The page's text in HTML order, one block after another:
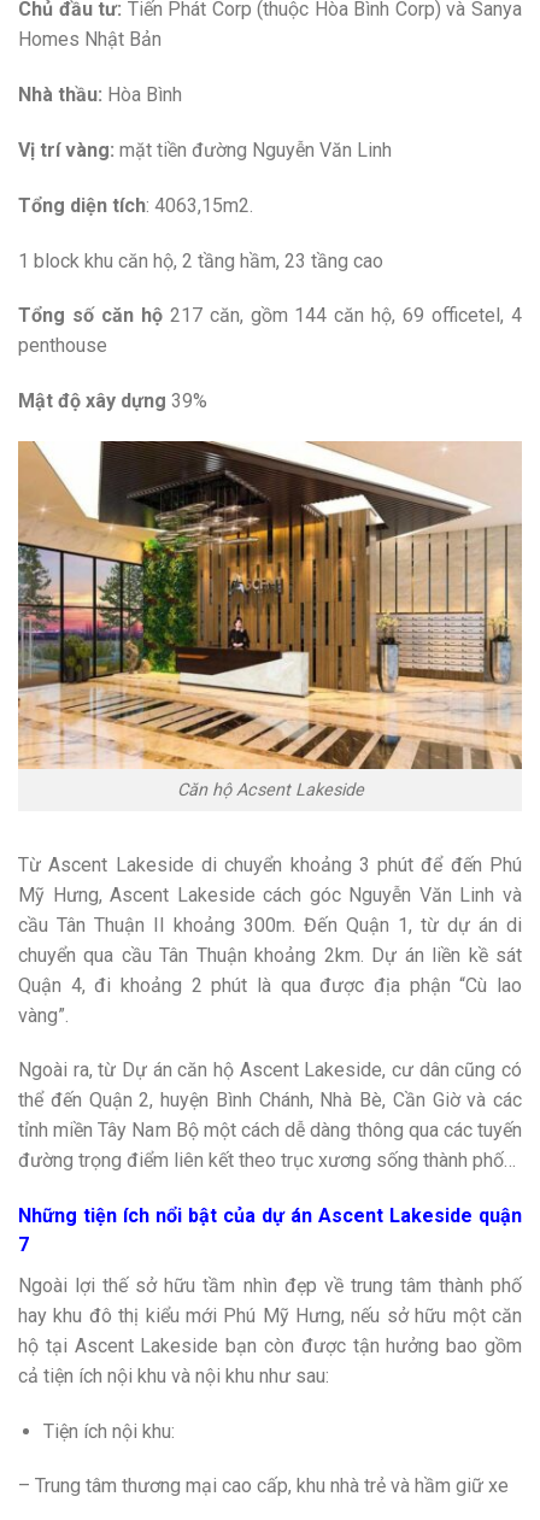
Chủ đầu tư: Tiến Phát Corp (thuộc Hòa Bình Corp) và Sanya
Homes Nhật Bản
Nhà thầu: Hòa Bình
Vị trí vàng: mặt tiền đường Nguyễn Văn Linh
Tổng diện tích: 4063,15m2.
1 block khu căn hộ, 2 tầng hầm, 23 tầng cao
Tổng số căn hộ217 căn, gồm 144 căn hộ, 69 officetel, 4
penthouse
Mật độ xây dựng 39%
Căn hộ Acsent Lakeside
Từ Ascent Lakeside di chuyển khoảng 3 phút để đến Phú
Mỹ Hưng, Ascent Lakeside cách góc Nguyễn Văn Linh và
cầu Tân Thuận II khoảng 300m. Đến Quận 1, từ dự án di
chuyển qua cầu Tân Thuận khoảng 2km. Dự án liền kề sát
Quận 4, đi khoảng 2 phút là qua được địa phận “Cù lao
vàng”.
Ngoài ra, từ Dự án căn hộ Ascent Lakeside, cư dân cũng có
thể đến Quận 2, huyện Bình Chánh, Nhà Bè, Cần Giờ và các
tỉnh miền Tây Nam Bộ một cách dễ dàng thông qua các tuyến
đường trọng điểm liên kết theo trục xương sống thành phố…
Những tiện ích nổi bật của dự án Ascent Lakeside quận
7
Ngoài lợi thế sở hữu tầm nhìn đẹp về trung tâm thành phố
hay khu đô thị kiểu mới Phú Mỹ Hưng, nếu sở hữu một căn
hộ tại Ascent Lakeside bạn còn được tận hưởng bao gồm
cả tiện ích nội khu và nội khu như sau:
Tiện ích nội khu:
– Trung tâm thương mại cao cấp, khu nhà trẻ và hầm giữ xe